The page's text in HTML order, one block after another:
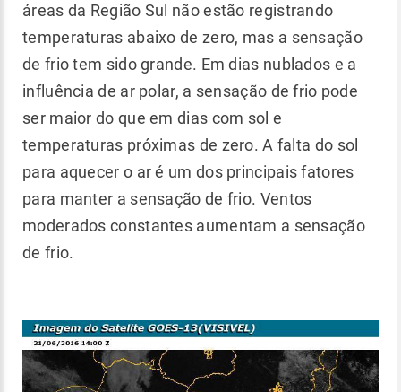
áreas da Região Sul não estão registrando
temperaturas abaixo de zero, mas a sensação
de frio tem sido grande. Em dias nublados e a
influência de ar polar, a sensação de frio pode
ser maior do que em dias com sol e
temperaturas próximas de zero. A falta do sol
para aquecer o ar é um dos principais fatores
para manter a sensação de frio. Ventos
moderados constantes aumentam a sensação
de frio.